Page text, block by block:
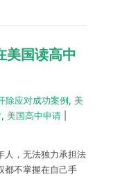
美国读高中
除应对成功案例, 美
, 美国高中申请
人，无法独力承担法
都不掌握在自己手